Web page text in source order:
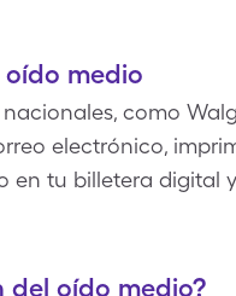
medio
como
electrónico,
en tu billetera digital y
del oído medio?